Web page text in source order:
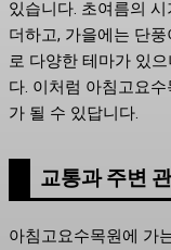
있습니다. 초여름의
더하고, 가을에는 단
로 다양한 테마가 있
다. 이처럼 아침고요
가 될 수 있답니다.
교통과 주변
아침고요수목원에 가